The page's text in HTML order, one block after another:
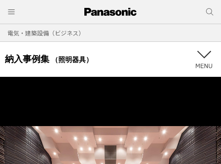
電気・建築設備（ビジネス）
納入事例集 （照明器具）